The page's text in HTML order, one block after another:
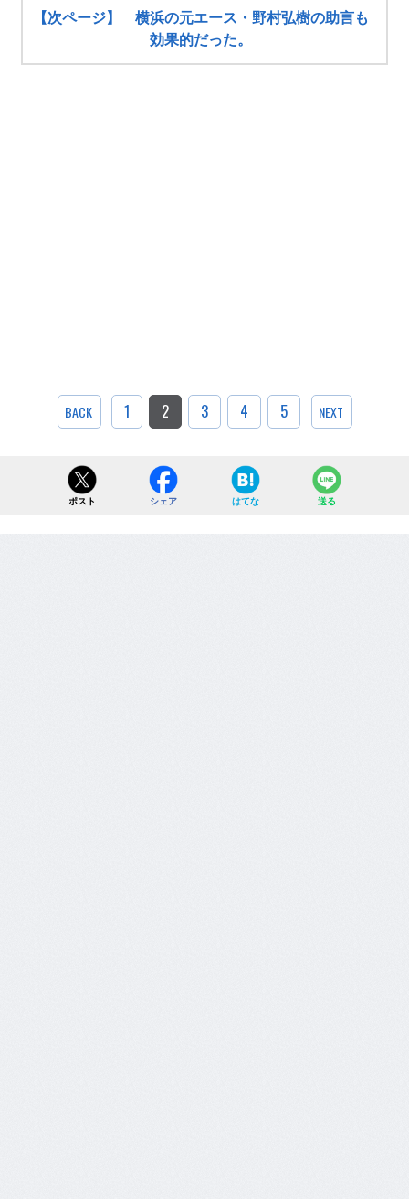
【次ページ】 横浜の元エース・野村弘樹の助言も
効果的だった。
BACK 1 2 3 4 5 NEXT
ポスト シェア はてな 送る